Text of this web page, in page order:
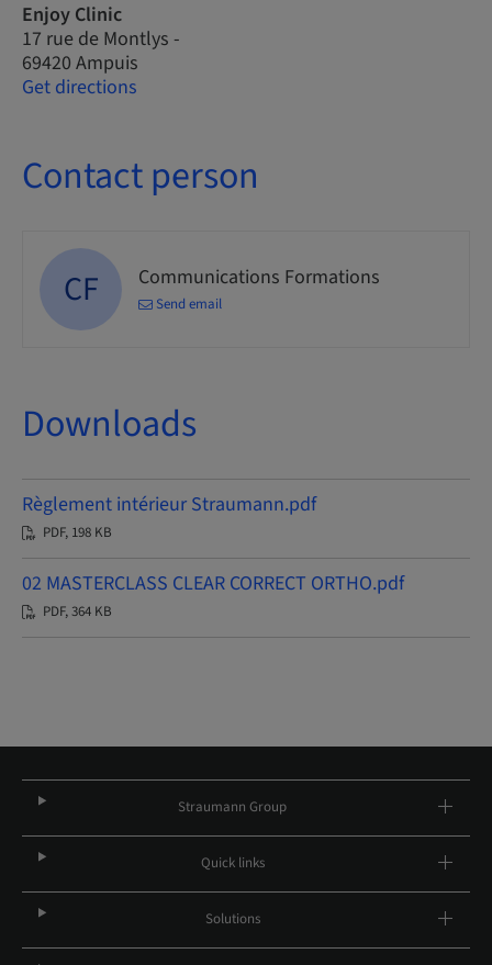
Enjoy Clinic
17 rue de Montlys -
69420 Ampuis
Get directions
Contact person
CF Communications Formations
Send email
Downloads
Règlement intérieur Straumann.pdf
PDF, 198 KB
02 MASTERCLASS CLEAR CORRECT ORTHO.pdf
PDF, 364 KB
Straumann Group
Quick links
Solutions